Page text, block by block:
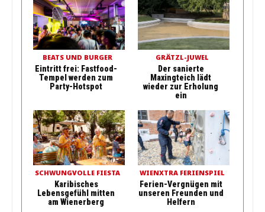
BEATS UND BURGER
Eintritt frei: Fastfood-
Tempel werden zum
Party-Hotspot
GRÄTZL-JUWEL
Der sanierte
Maxingteich lädt
wieder zur Erholung
ein
SCHWUNGVOLLE FIESTA
Karibisches
Lebensgefühl mitten
am Wienerberg
WIENXTRA FERIENSPIEL
Ferien-Vergnügen mit
unseren Freunden und
Helfern